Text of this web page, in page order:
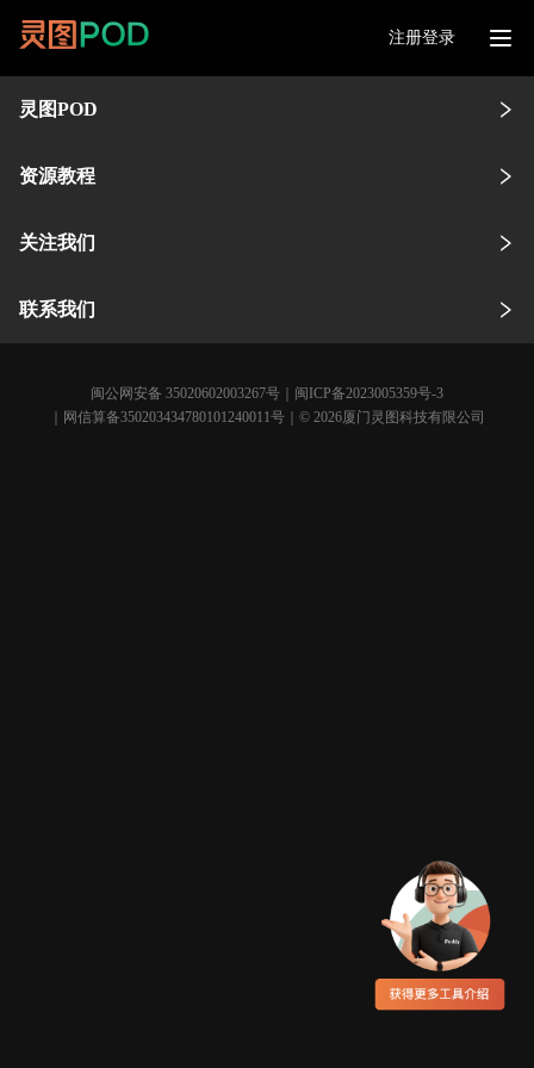
注册登录
灵图POD
资源教程
关注我们
联系我们
闽公网安备 35020602003267号
闽ICP备2023005359号-3
｜网信算备350203434780101240011号｜© 2026厦门灵图科技有限公司